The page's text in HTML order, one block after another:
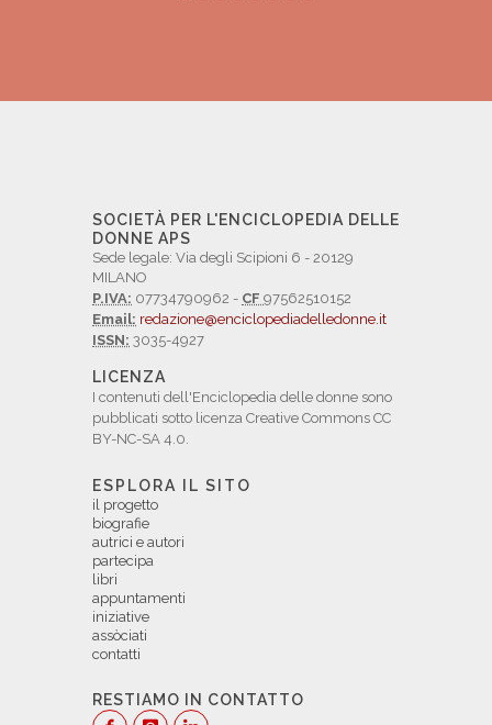
SOCIETÀ PER L'ENCICLOPEDIA DELLE
DONNE APS
Sede legale: Via degli Scipioni 6 - 20129
MILANO
P.IVA: 07734790962 - CF 97562510152
Email: redazione@enciclopediadelledonne.it
ISSN: 3035-4927
LICENZA
I contenuti dell'Enciclopedia delle donne sono
pubblicati sotto licenza Creative Commons CC
BY-NC-SA 4.0.
ESPLORA IL SITO
il progetto
biografie
autrici e autori
partecipa
libri
appuntamenti
iniziative
assòciati
contatti
RESTIAMO IN CONTATTO